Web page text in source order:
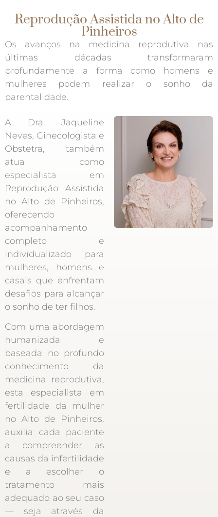
Reprodução Assistida no Alto de
Pinheiros
Os avanços na medicina reprodutiva nas
últimas décadas transformaram
profundamente a forma como homens e
mulheres podem realizar o sonho da
parentalidade.
A Dra. Jaqueline
Neves, Ginecologista e
Obstetra, também
atua como
especialista em
Reprodução Assistida
no Alto de Pinheiros,
oferecendo
acompanhamento
completo e
individualizado para
mulheres, homens e
casais que enfrentam
desafios para alcançar
o sonho de ter filhos.
Com uma abordagem
humanizada e
baseada no profundo
conhecimento da
medicina reprodutiva,
esta especialista em
fertilidade da mulher
no Alto de Pinheiros,
auxilia cada paciente
a compreender as
causas da infertilidade
e a escolher o
tratamento mais
adequado ao seu caso
— seja através da